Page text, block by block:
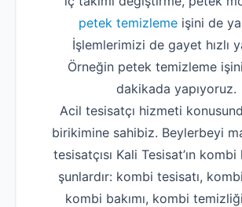
petek temizlemeişini de
İşlemlerimizi de gayet hızlı
Örneğin petek temizleme
dakikada yapıyoruz.
Acil tesisatçı hizmeti
birikimine sahibiz. Beylerbeyi
tesisatçısı Kali Tesisat’ın
şunlardır: kombi tesisatı,
kombi bakımı, kombi